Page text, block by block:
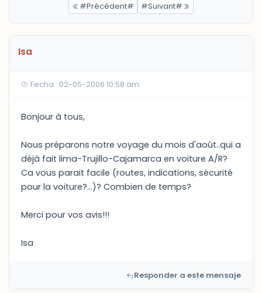
#Précédent#
#Suivant#
Isa
Fecha : 02-05-2006 10:58 am
Bonjour à tous,
Nous préparons notre voyage du mois d'août..qui a
déjà fait lima-Trujillo-Cajamarca en voiture A/R?
Ca vous parait facile (routes, indications, sécurité
pour la voiture?...)? Combien de temps?
Merci pour vos avis!!!
Isa
Responder a este mensaje